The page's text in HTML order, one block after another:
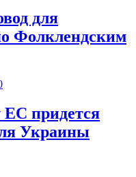
для
Фолклендским
ЕС придется
Украины